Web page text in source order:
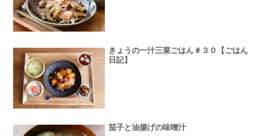
きょうの一汁三菜ごはん＃３０【ごはん
日記】
茄子と油揚げの味噌汁